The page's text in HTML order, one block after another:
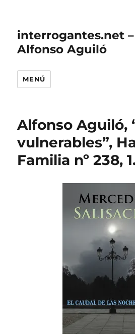
interrogantes.net
Alfonso Aguiló
MENÚ
Alfonso Aguiló,
vulnerables”,
Familia nº 238,